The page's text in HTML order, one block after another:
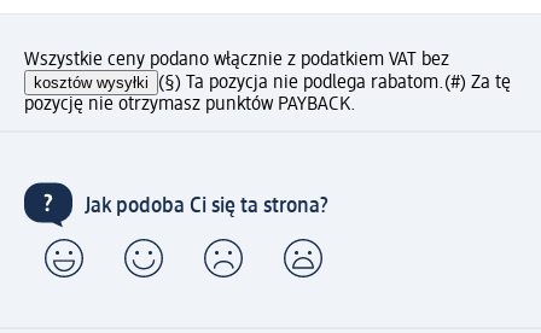
Wszystkie ceny podano włącznie z podatkiem VAT bez
kosztów wysyłki (§) Ta pozycja nie podlega rabatom.(#) Za tę
pozycję nie otrzymasz punktów PAYBACK.
Jak podoba Ci się ta strona?